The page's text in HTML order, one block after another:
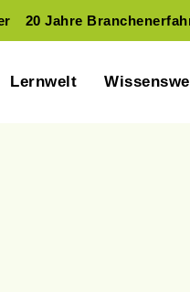
20 Jahre
Lernwelt